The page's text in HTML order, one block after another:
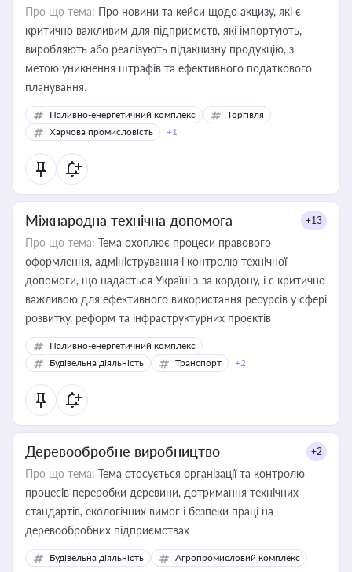
Про що тема: Про новини та кейси щодо акцизу, які є
критично важливим для підприємств, які імпортують,
виробляють або реалізують підакцизну продукцію, з
метою уникнення штрафів та ефективного податкового
планування.
Паливно-енергетичний комплекс
Торгівля
Харчова промисловість
+1
Міжнародна технічна допомога +13
Про що тема: Тема охоплює процеси правового
оформлення, адміністрування і контролю технічної
допомоги, що надається Україні з-за кордону, і є критично
важливою для ефективного використання ресурсів у сфері
розвитку, реформ та інфраструктурних проєктів
Паливно-енергетичний комплекс
Будівельна діяльність
Транспорт +2
Деревообробне виробництво +2
Про що тема: Тема стосується організації та контролю
процесів переробки деревини, дотримання технічних
стандартів, екологічних вимог і безпеки праці на
деревообробних підприємствах
Будівельна діяльність Агропромисловий комплекс